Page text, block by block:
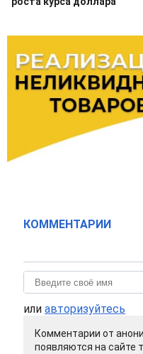
КОММЕНТАРИИ
или авторизуйтесь
Комментарии от
появляются на сайте